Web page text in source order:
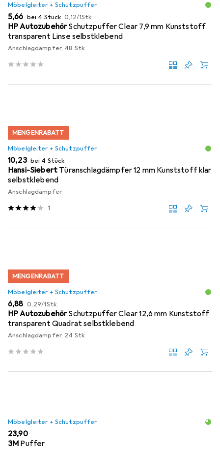
Möbelgleiter + Schutzpuffer
EUR
5,66 bei 4 Stück EUR
0,12/1Stk.
HP AutozubehörSchutzpuffer Clear 7,9 mm Kunststoff
transparent Linse selbstklebend
Anschlagdämpfer, 48 Stk.
MENGENRABATT
Möbelgleiter + Schutzpuffer
EUR
10,23 bei 4 Stück
Hansi-Siebert Türanschlagdämpfer 12 mm Kunststoff klar
selbstklebend
Anschlagdämpfer
1
MENGENRABATT
Möbelgleiter + Schutzpuffer
EUR
6,88 EUR
0,29/1Stk.
HP AutozubehörSchutzpuffer Clear 12,6 mm Kunststoff
transparent Quadrat selbstklebend
Anschlagdämpfer, 24 Stk.
Möbelgleiter + Schutzpuffer
EUR
23,90
3M Puffer